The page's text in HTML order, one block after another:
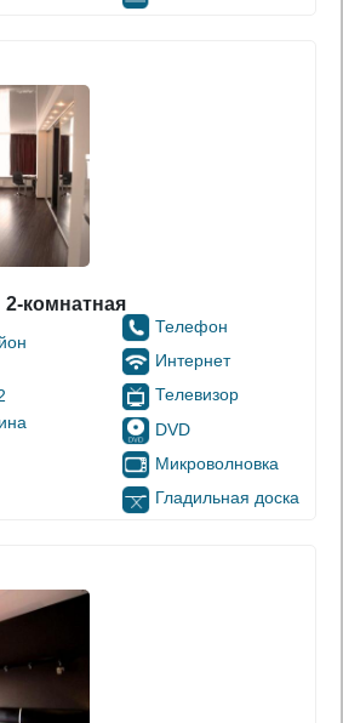
2-комнатная
Телефон
Интернет
Телевизор
DVD
Микроволновка
Гладильная доска